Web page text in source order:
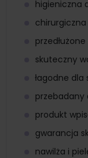
higieniczna
chirurgiczna
skuteczny
łagodne dla
produkt
gwarancja
nawilża i